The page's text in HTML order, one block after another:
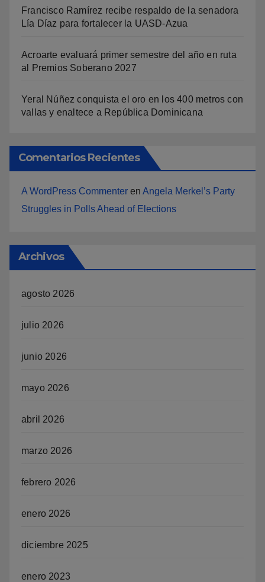
Francisco Ramírez recibe respaldo de la senadora
Lía Díaz para fortalecer la UASD-Azua
Acroarte evaluará primer semestre del año en ruta
al Premios Soberano 2027
Yeral Núñez conquista el oro en los 400 metros con
vallas y enaltece a República Dominicana
Comentarios Recientes
A WordPress Commenter en Angela Merkel’s Party
Struggles in Polls Ahead of Elections
Archivos
agosto 2026
julio 2026
junio 2026
mayo 2026
abril 2026
marzo 2026
febrero 2026
enero 2026
diciembre 2025
enero 2023